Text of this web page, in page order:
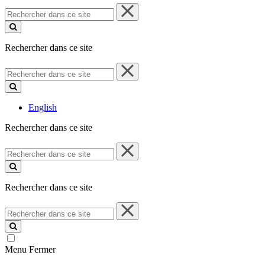
Rechercher
dans
ce
Rechercher dans ce site
Rechercher
dans
ce
English
Rechercher dans ce site
Rechercher
dans
ce
Rechercher dans ce site
Rechercher
dans
ce
site
Menu Fermer